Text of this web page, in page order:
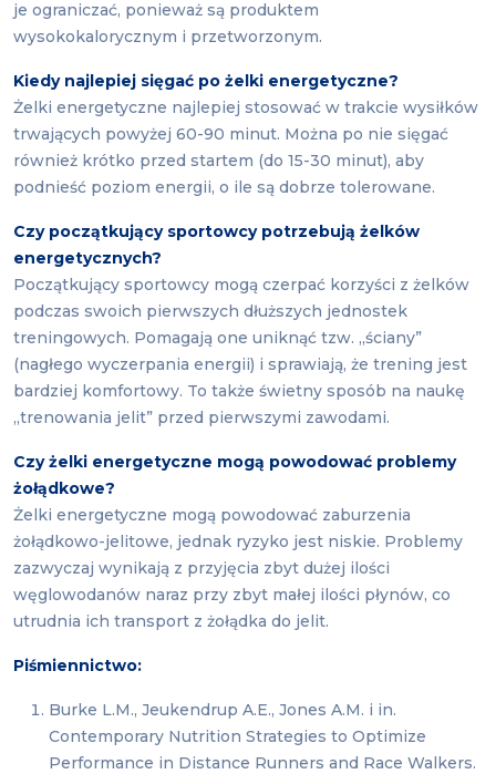
je ograniczać, ponieważ są produktem
wysokokalorycznym i przetworzonym.
Kiedy najlepiej sięgać po żelki energetyczne?
Żelki energetyczne najlepiej stosować w trakcie wysiłków
trwających powyżej 60-90 minut. Można po nie sięgać
również krótko przed startem (do 15-30 minut), aby
podnieść poziom energii, o ile są dobrze tolerowane.
Czy początkujący sportowcy potrzebują żelków
energetycznych?
Początkujący sportowcy mogą czerpać korzyści z żelków
podczas swoich pierwszych dłuższych jednostek
treningowych. Pomagają one uniknąć tzw. „ściany”
(nagłego wyczerpania energii) i sprawiają, że trening jest
bardziej komfortowy. To także świetny sposób na naukę
„trenowania jelit” przed pierwszymi zawodami.
Czy żelki energetyczne mogą powodować problemy
żołądkowe?
Żelki energetyczne mogą powodować zaburzenia
żołądkowo-jelitowe, jednak ryzyko jest niskie. Problemy
zazwyczaj wynikają z przyjęcia zbyt dużej ilości
węglowodanów naraz przy zbyt małej ilości płynów, co
utrudnia ich transport z żołądka do jelit.
Piśmiennictwo:
Burke L.M., Jeukendrup A.E., Jones A.M. i in.
Contemporary Nutrition Strategies to Optimize
Performance in Distance Runners and Race Walkers.